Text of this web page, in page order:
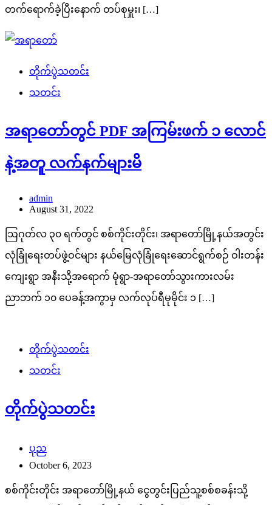
တက်ရောက်ခဲ့ပြီးနောက် တပ်စုမှူး၊ […]
တိုက်ပွဲသတင်း
သတင်း
အရာတော်တွင် PDF အကြမ်းဖက် ၁ လောင်
နဲ့အတူ လက်နက်များမိ
admin
August 31, 2022
ဩဂုတ်လ ၃၀ ရက်တွင် စစ်ကိုင်းတိုင်း၊ အရာတော်မြို့နယ်အတွင်း
လုံခြုံရေးတပ်ဖွဲ့ဝင်များ နယ်မြေလုံခြုံရေးဆောင်ရွက်စဉ် ဝါးတန်း
ကျေးရွာ အနီးသို့အရောက် မုံရွာ-အရာတော်သွားကားလမ်း
ညာဘက် ၁၀ ပေခန့်အကွာမှ လက်လုပ်ရီမုမိုင်း ၁ […]
တိုက်ပွဲသတင်း
သတင်း
တိုက်ပွဲသတင်း
ပုည
October 6, 2023
စစ်ကိုင်းတိုင်း အရာတော်မြို့နယ် ငွေတွင်းပြည်သူ့စစ်စခန်းသို့